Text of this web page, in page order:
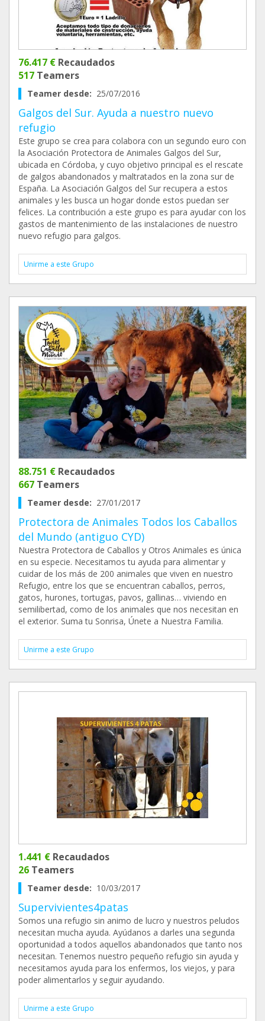
76.417 € Recaudados
517 Teamers
Teamer desde: 25/07/2016
Galgos del Sur. Ayuda a nuestro nuevo
refugio
Este grupo se crea para colabora con un segundo euro con
la Asociación Protectora de Animales Galgos del Sur,
ubicada en Córdoba, y cuyo objetivo principal es el rescate
de galgos abandonados y maltratados en la zona sur de
España. La Asociación Galgos del Sur recupera a estos
animales y les busca un hogar donde estos puedan ser
felices. La contribución a este grupo es para ayudar con los
gastos de mantenimiento de las instalaciones de nuestro
nuevo refugio para galgos.
Unirme a este Grupo
88.751 € Recaudados
667 Teamers
Teamer desde: 27/01/2017
Protectora de Animales Todos los Caballos
del Mundo (antiguo CYD)
Nuestra Protectora de Caballos y Otros Animales es única
en su especie. Necesitamos tu ayuda para alimentar y
cuidar de los más de 200 animales que viven en nuestro
Refugio, entre los que se encuentran caballos, perros,
gatos, hurones, tortugas, pavos, gallinas… viviendo en
semilibertad, como de los animales que nos necesitan en
el exterior. Suma tu Sonrisa, Únete a Nuestra Familia.
Unirme a este Grupo
1.441 € Recaudados
26 Teamers
Teamer desde: 10/03/2017
Supervivientes4patas
Somos una refugio sin animo de lucro y nuestros peludos
necesitan mucha ayuda. Ayúdanos a darles una segunda
oportunidad a todos aquellos abandonados que tanto nos
necesitan. Tenemos nuestro pequeño refugio sin ayuda y
necesitamos ayuda para los enfermos, los viejos, y para
poder alimentarlos y seguir ayudando.
Unirme a este Grupo